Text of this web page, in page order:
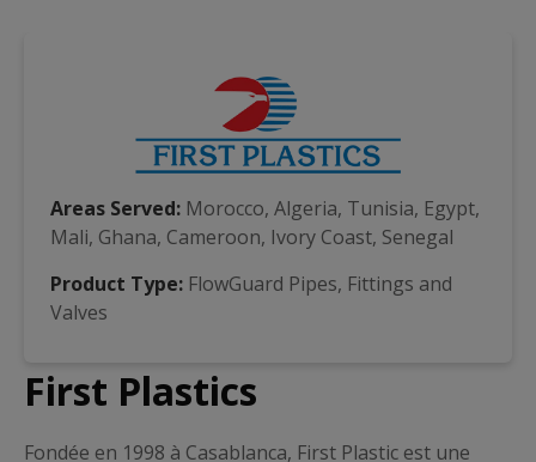
Areas Served: Morocco, Algeria, Tunisia, Egypt,
Mali, Ghana, Cameroon, Ivory Coast, Senegal
Product Type: FlowGuard Pipes, Fittings and
Valves
First Plastics
Fondée en 1998 à Casablanca, First Plastic est une